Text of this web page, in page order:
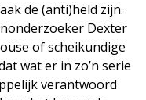
de (anti)held zijn.
Dexter
of scheikundige
wat er in zo’n serie
verantwoord